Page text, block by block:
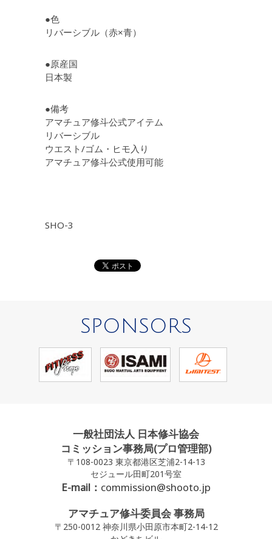
●色
リバーシブル（赤×青）
●原産国
日本製
●備考
アマチュア修斗公式アイテム
リバーシブル
ウエスト/ゴム・ヒモ入り
アマチュア修斗公式使用可能
SHO-3
SPONSORS
一般社団法人 日本修斗協会
コミッション事務局(プロ管理部)
〒108-0023 東京都港区芝浦2-14-13
セジュール田町201号室
E-mail： commission@shooto.jp
アマチュア修斗委員会 事務局
〒250-0012 神奈川県小田原市本町2-14-12